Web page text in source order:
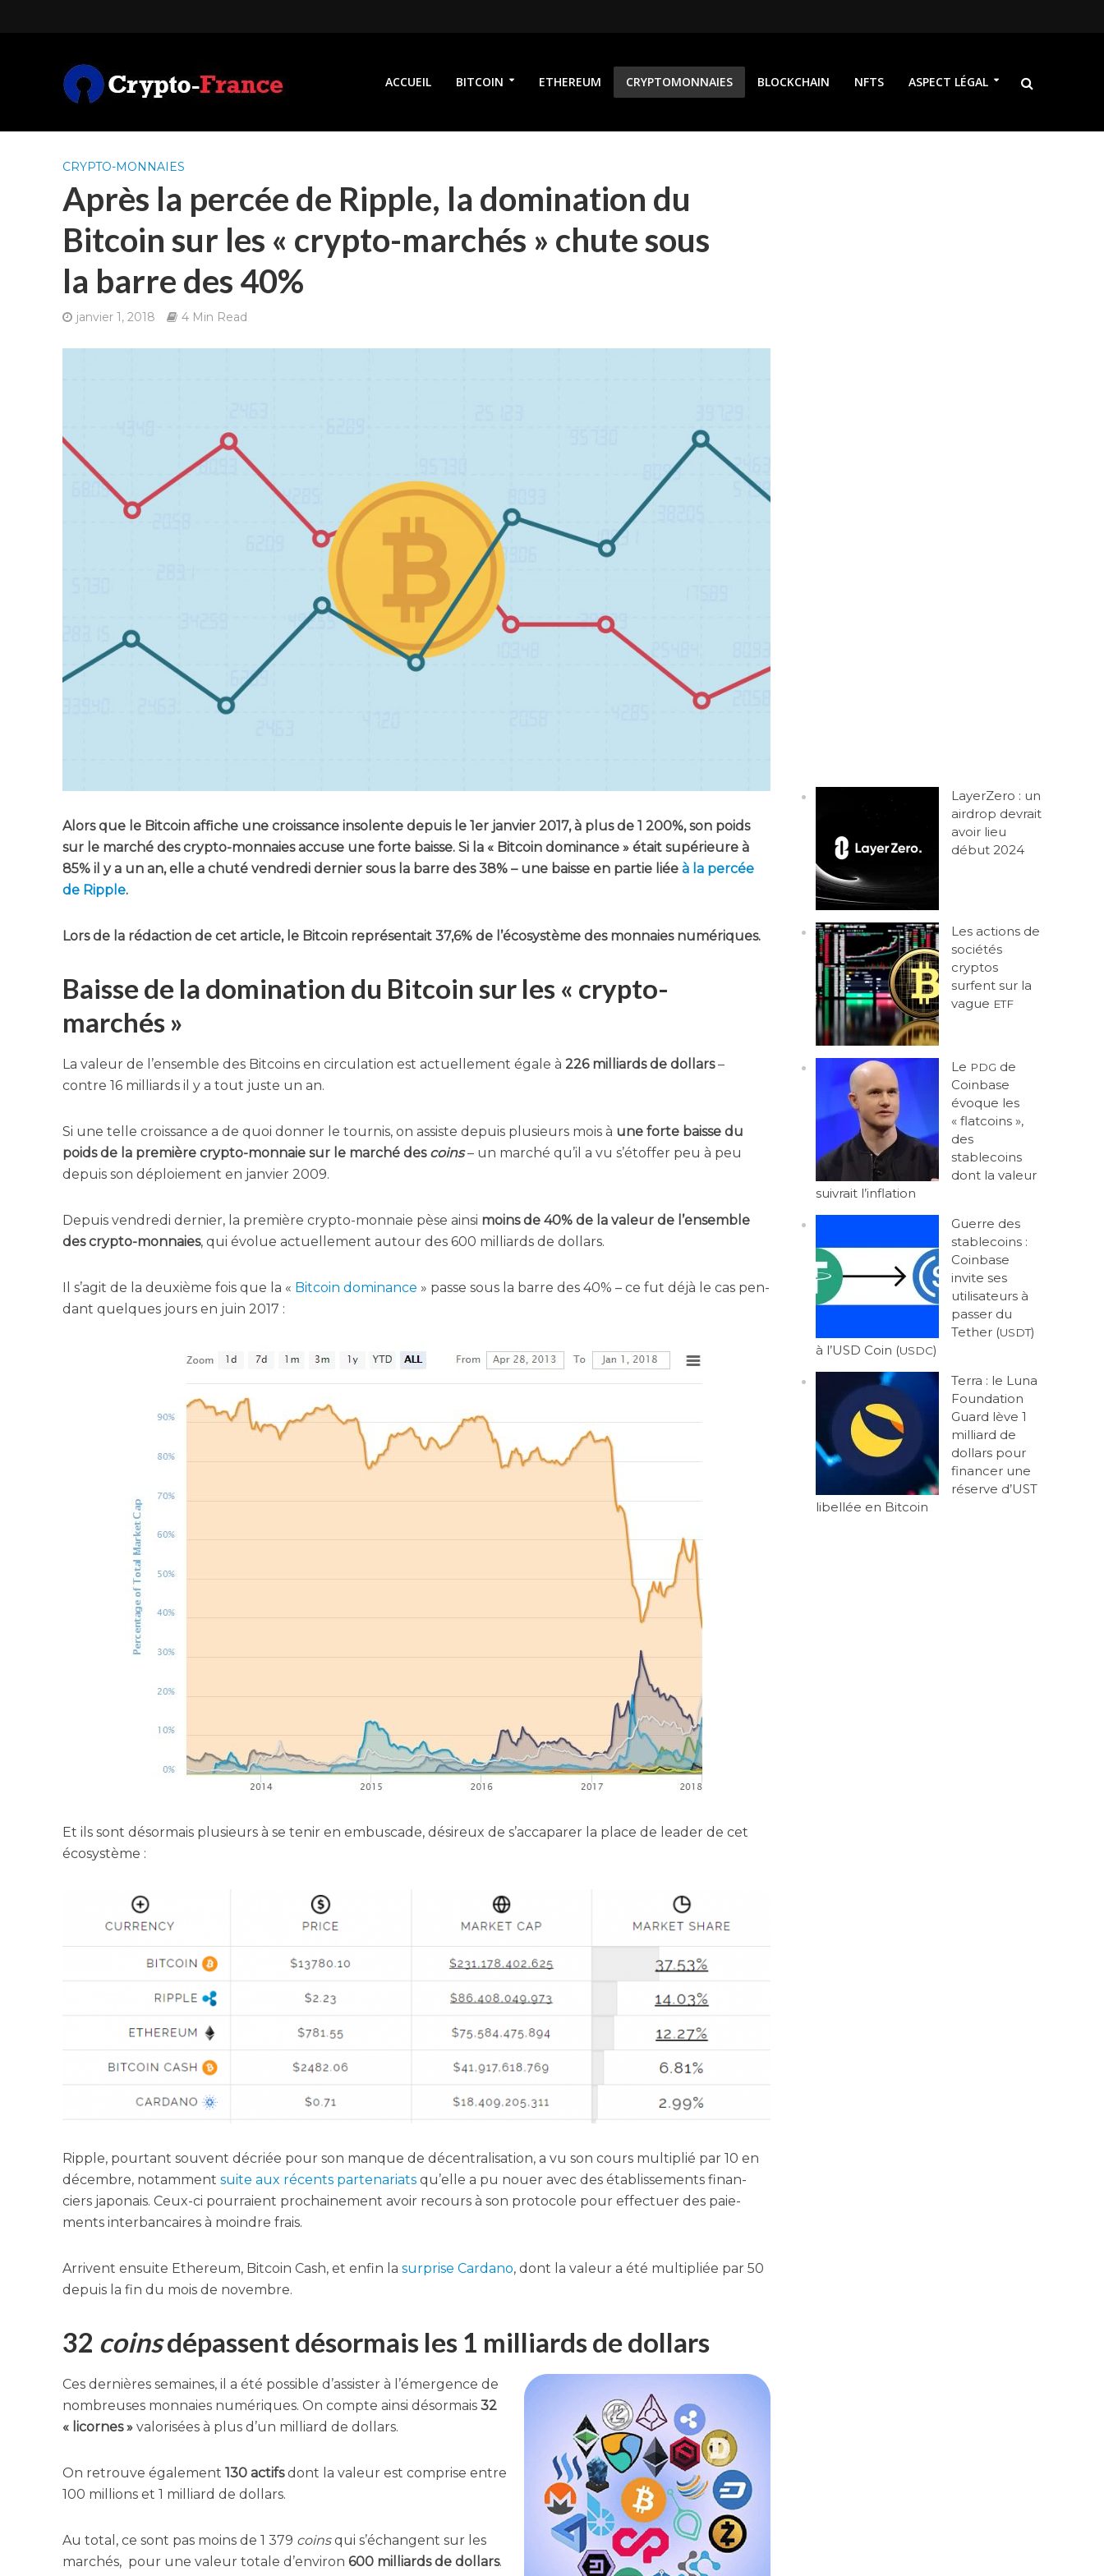
ACCUEIL BITCOIN ETHEREUM CRYPTOMONNAIES BLOCKCHAIN NFTS ASPECT LÉGAL
CRYPTO-MONNAIES
Après la percée de Ripple, la domination du
Bitcoin sur les « crypto-marchés » chute sous
la barre des 40%
janvier 1, 2018 4 Min Read
Alors que le Bit­coin affiche une crois­sance inso­lente depuis le 1er jan­vier 2017, à plus de 1 200%, son poids
sur le mar­ché des cryp­to-mon­naies accuse une forte baisse. Si la « Bit­coin domi­nance » était supé­rieure à
85% il y a un an, elle a chu­té ven­dre­di der­nier sous la barre des 38% – une baisse en par­tie liée à la per­cée
de Ripple.
Lors de la rédac­tion de cet article, le Bit­coin repré­sen­tait 37,6% de l’é­co­sys­tème des mon­naies numériques.
Baisse de la domination du Bitcoin sur les « crypto-
marchés »
La valeur de l’en­semble des Bit­coins en cir­cu­la­tion est actuel­le­ment égale à 226 mil­liards de dol­lars–
contre 16 mil­liards il y a tout juste un an.
Si une telle crois­sance a de quoi don­ner le tour­nis, on assiste depuis plu­sieurs mois à une forte baisse du
poids de la pre­mière cryp­to-mon­naie sur le mar­ché des coins– un mar­ché qu’il a vu s’é­tof­fer peu à peu
depuis son déploie­ment en jan­vier 2009.
Depuis ven­dre­di der­nier, la pre­mière cryp­to-mon­naie pèse ain­si moins de 40% de la valeur de l’en­semble
des cryp­to-mon­naies, qui évo­lue actuel­le­ment autour des 600 mil­liards de dollars.
Il s’a­git de la deuxième fois que la « Bit­coin domi­nance » passe sous la barre des 40% – ce fut déjà le cas pen­
dant quelques jours en juin 2017 :
Et ils sont désor­mais plu­sieurs à se tenir en embus­cade, dési­reux de s’ac­ca­pa­rer la place de lea­der de cet
écosystème :
Ripple, pour­tant sou­vent décriée pour son manque de décen­tra­li­sa­tion, a vu son cours mul­ti­plié par 10 en
décembre, notam­ment suite aux récents par­te­na­riatsqu’elle a pu nouer avec des éta­blis­se­ments finan­
ciers japo­nais. Ceux-ci pour­raient pro­chai­ne­ment avoir recours à son pro­to­cole pour effec­tuer des paie­
ments inter­ban­caires à moindre frais.
Arrivent ensuite Ethe­reum, Bit­coin Cash, et enfin la sur­prise Car­da­no, dont la valeur a été mul­ti­pliée par 50
depuis la fin du mois de novembre.
32 coinsdépassent désormais les 1 milliards de dollars
Ces der­nières semaines, il a été pos­sible d’as­sis­ter à l’é­mer­gence de
nom­breuses mon­naies numé­riques. On compte ain­si désor­mais 32
« licornes »valo­ri­sées à plus d’un mil­liard de dollars.
On retrouve éga­le­ment 130 actifsdont la valeur est com­prise entre
100 mil­lions et 1 mil­liard de dollars.
Au total, ce sont pas moins de 1 379 coinsqui s’é­changent sur les
mar­chés, pour une valeur totale d’en­vi­ron 600 mil­liards de dol­lars.
LayerZero : un
airdrop devrait
avoir lieu
début 2024
Les actions de
sociétés
cryptos
surfent sur la
vague ETF
Le PDG de
Coinbase
évoque les
« flatcoins »,
des
stablecoins
dont la valeur
suivrait l’inflation
Guerre des
stablecoins :
Coinbase
invite ses
utilisateurs à
passer du
Tether (USDT)
à l’USD Coin (USDC)
Terra : le Luna
Foundation
Guard lève 1
milliard de
dollars pour
financer une
réserve d’UST
libellée en Bitcoin